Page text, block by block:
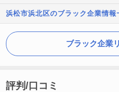
浜松市浜北区のブラック企業情報
ブラック企業
評判/口コミ